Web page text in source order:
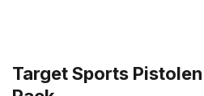
Target Sports